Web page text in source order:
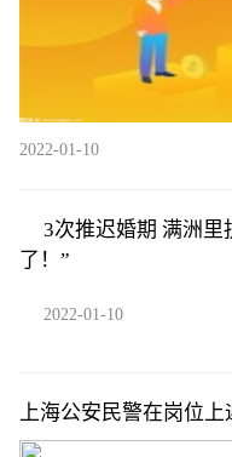
2022-01-10
3次推迟婚期 满洲里
了！”
2022-01-10
上海公安民警在岗位上